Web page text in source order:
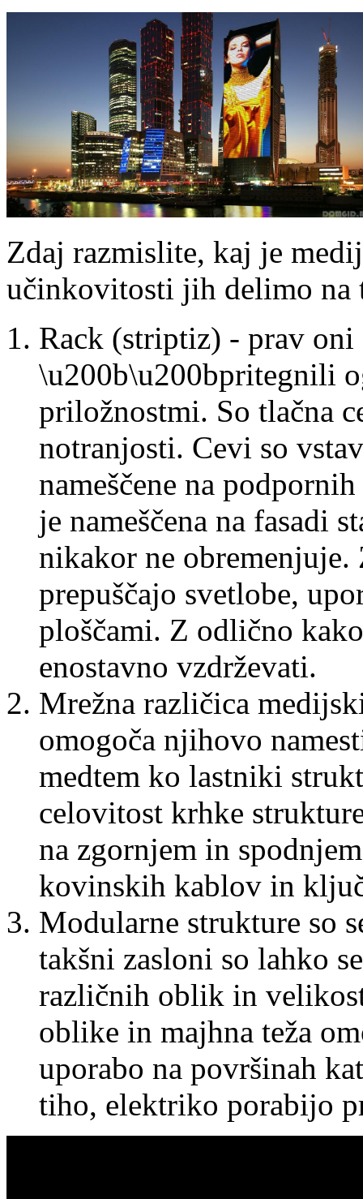
Zdaj razmislite, kaj je
učinkovitosti jih delimo na
Rack (striptiz) - prav
\u200b\u200bpritegnili
priložnostmi. So tlačna
notranjosti. Cevi so
nameščene na
je nameščena na fasadi
nikakor ne obremenjuje.
prepuščajo svetlobe,
ploščami. Z odlično
enostavno vzdrževati.
Mrežna različica
omogoča njihovo
medtem ko lastniki
celovitost krhke
na zgornjem in
kovinskih kablov in
Modularne strukture so
takšni zasloni so lahko
različnih oblik in
oblike in majhna teža
uporabo na površinah
tiho, elektriko porabijo